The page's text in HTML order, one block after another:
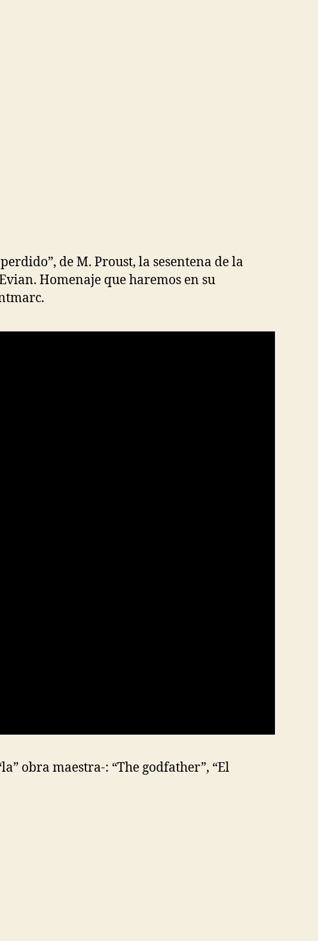
de M. Proust, la sesentena de la
Homenaje que haremos en su
obra maestra-: “The godfather”, “El